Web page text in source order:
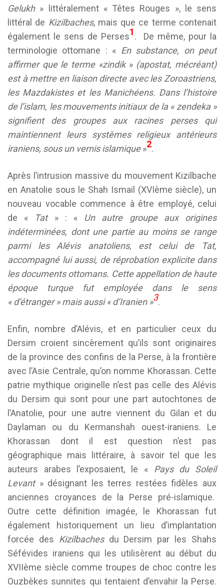
Gelukh» littéralement « Têtes Rouges », le sens
littéral de Kizilbaches, mais que ce terme contenait
également le sens de Perses1. De même, pour la
terminologie ottomane : « En substance, on peut
affirmer que le terme «zindik» (apostat, mécréant)
est à mettre en liaison directe avec les Zoroastriens,
les Mazdakistes et les Manichéens. Dans l’histoire
de l’islam, les mouvements initiaux de la « zendeka »
signifient des groupes aux racines perses qui
maintiennent leurs systèmes religieux antérieurs
iraniens, sous un vernis islamique»2.
Après l’intrusion massive du mouvement Kizilbache
en Anatolie sous le Shah Ismail (XVIème siècle), un
nouveau vocable commence à être employé, celui
de «
Tat» : « Un autre groupe aux origines
indéterminées, dont une partie au moins se range
parmi les Alévis anatoliens, est celui de Tat,
accompagné lui aussi, de réprobation explicite dans
les documents ottomans. Cette appellation de haute
époque turque fut employée dans le sens
« d’étranger » mais aussi « d’Iranien »3.
Enfin, nombre d’Alévis, et en particulier ceux du
Dersim croient sincèrement qu’ils sont originaires
de la province des confins de la Perse, à la frontière
avec l’Asie Centrale, qu’on nomme Khorassan. Cette
patrie mythique originelle n’est pas celle des Alévis
du Dersim qui sont pour une part autochtones de
l’Anatolie, pour une autre viennent du Gilan et du
Daylaman ou du Kermanshah ouest-iraniens. Le
Khorassan dont il est question n’est pas
géographique mais littéraire, à savoir tel que les
auteurs arabes l’exposaient, le «
Pays du Soleil
Levant» désignant les terres restées fidèles aux
anciennes croyances de la Perse pré-islamique.
Outre cette définition imagée, le Khorassan fut
également historiquement un lieu d’implantation
forcée des
Kizilbachesdu Dersim par les Shahs
Séfévides iraniens qui les utilisèrent au début du
XVIIème siècle comme troupes de choc contre les
Ouzbèkes sunnites qui tentaient d’envahir la Perse.